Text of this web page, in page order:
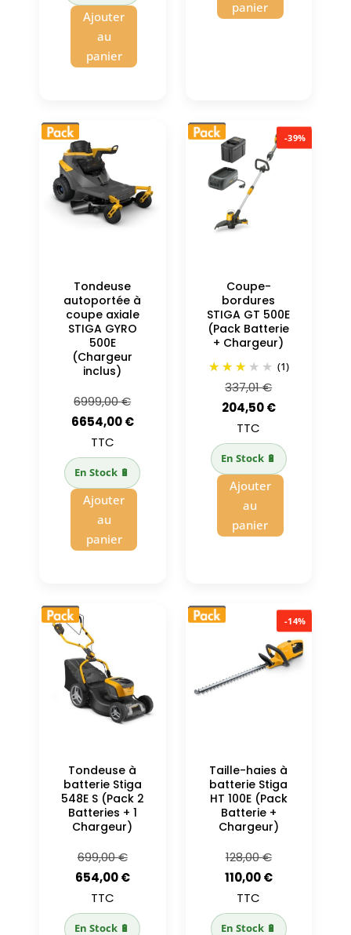
Ajouter
au
panier
panier
Tondeuse
autoportée à
coupe axiale
STIGA GYRO
500E
(Chargeur
inclus)
6999,00€Le
prix
était :
6999,00 €.
6654,00€Le
actuel
est :
TTC
En Stock 🔋
Ajouter
au
panier
-39%
Coupe-
bordures
STIGA GT 500E
(Pack Batterie
+ Chargeur)
(1)
337,01€Le
prix
était :
337,01 €.
204,50€Le
actuel
est :
TTC
En Stock 🔋
Ajouter
au
panier
Tondeuse à
batterie Stiga
548E S (Pack 2
Batteries + 1
Chargeur)
699,00€Le
prix
était :
654,00€Le
actuel
TTC
En Stock 🔋
-14%
Taille-haies à
batterie Stiga
HT 100E (Pack
Batterie +
Chargeur)
128,00€Le
prix
était :
110,00€Le
actuel
TTC
En Stock 🔋